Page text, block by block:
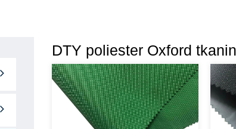
DTY poliester Oxford